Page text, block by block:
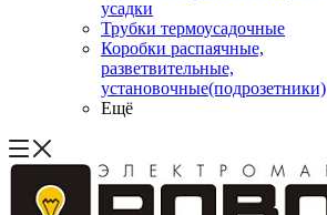
усадки
Трубки термоусадочные
Коробки распаячные,
разветвительные,
установочные(подрозетники)
Ещё